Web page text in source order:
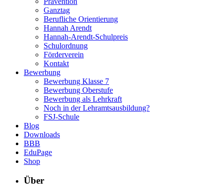
Ganztag
Berufliche Orientierung
Hannah Arendt
Hannah-Arendt-Schulpreis
Schulordnung
Förderverein
Kontakt
Bewerbung
Bewerbung Klasse 7
Bewerbung Oberstufe
Bewerbung als Lehrkraft
Noch in der Lehramtsausbildung?
FSJ-Schule
Blog
Downloads
BBB
EduPage
Shop
Über